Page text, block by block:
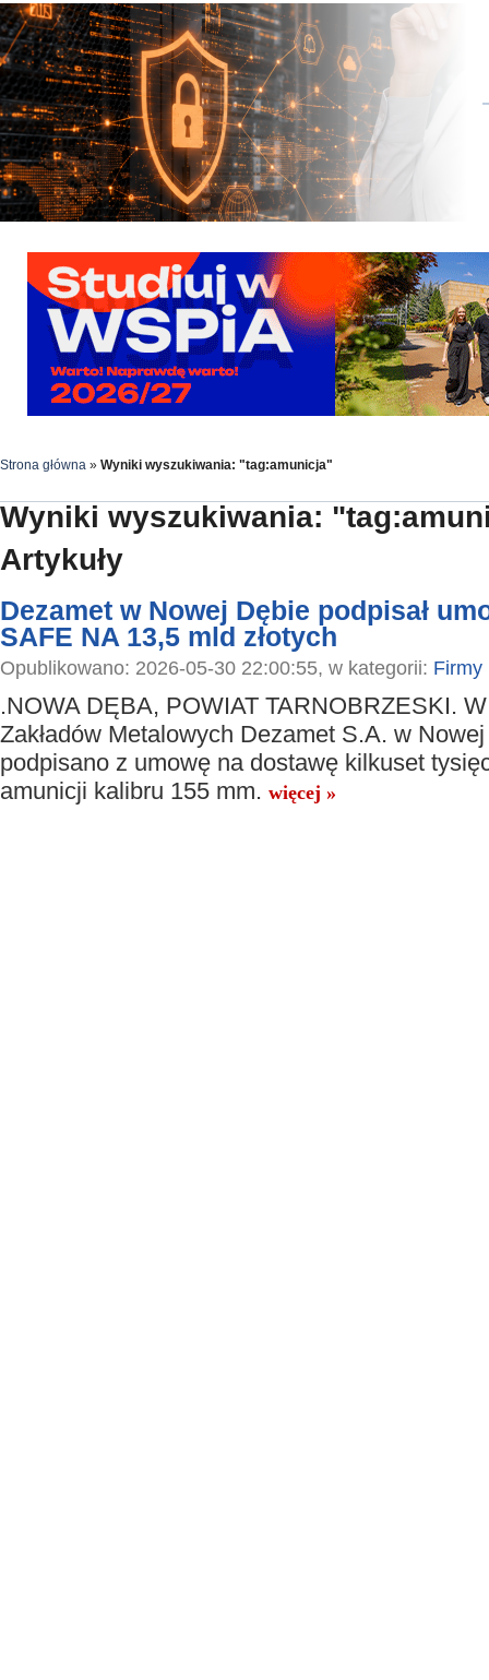
Strona główna » Wyniki wyszukiwania: "tag:amunicja"
Wyniki wyszukiwania:
Artykuły
Dezamet w Nowej Dębie podpisał
SAFE NA 13,5 mld złotych
Opublikowano: 2026-05-30 22:00:55, w kategorii: Firmy
.NOWA DĘBA, POWIAT TARNOBRZESKI.
Zakładów Metalowych Dezamet S.A. w
podpisano z umowę na dostawę kilkuset
amunicji kalibru 155 mm. więcej »